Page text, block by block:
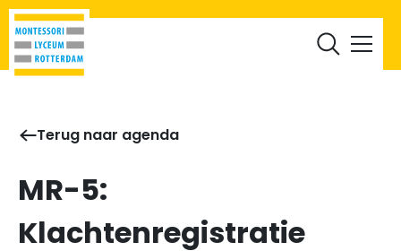
RML Leerlingen Documenten
Terug naar agenda
MR-5:
Klachtenregistratie